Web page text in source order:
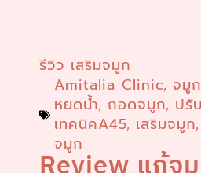
รีวิว เสริมจมูก
Amitalia Clinic,จมู
หยดน้ำ, ถอดจมูก, ปรั
เทคนิคA45, เสริมจมูก,
จมูก